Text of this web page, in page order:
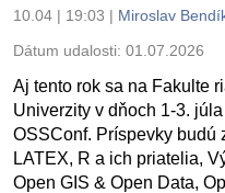
10.04 | 19:03 | Miroslav
Dátum udalosti: 01.07.2026
Aj tento rok sa na Fakulte
Univerzity v dňoch 1-3.
OSSConf. Príspevky budú
LATEX, R a ich priatelia,
Open GIS & Open Data,